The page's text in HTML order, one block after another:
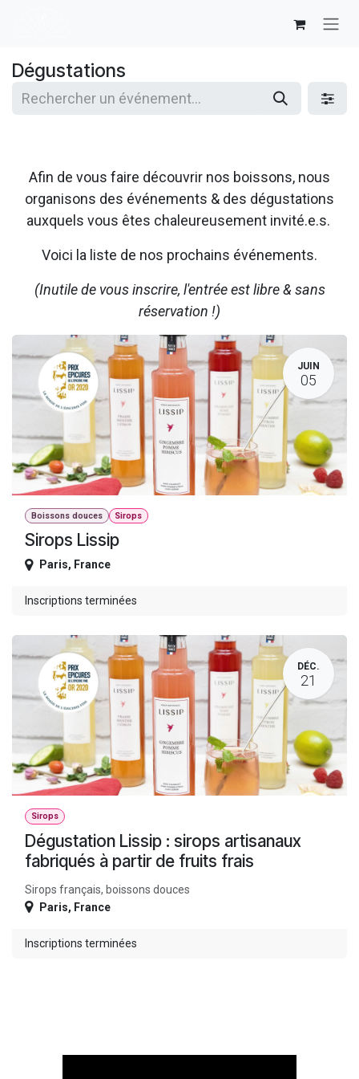
Dégustations
Afin de vous faire découvrir nos boissons, nous
organisons des événements & des dégustations
auxquels vous êtes chaleureusement invité.e.s.
Voici la liste de nos prochains événements.
(Inutile de vous inscrire, l'entrée est libre & sans
réservation !)
JUIN
05
Boissons douces Sirops
Sirops Lissip
Paris, France
Inscriptions terminées
DÉC.
21
Sirops
Dégustation Lissip : sirops artisanaux
fabriqués à partir de fruits frais
Sirops français, boissons douces
Paris, France
Inscriptions terminées